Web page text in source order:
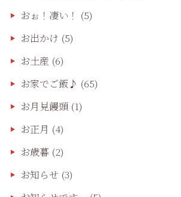
おぉ！凄い！ (5)
お出かけ (5)
お土産 (6)
お家でご飯♪ (65)
お月見饅頭(1)
お正月 (4)
お歳暮 (2)
お知らせ (3)